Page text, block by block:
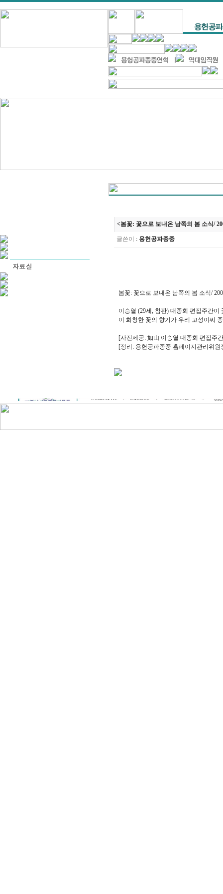
<봄꽃: 꽃으로 보내온 남쪽의 봄 소식/
글쓴이 :용헌공파종중
봄꽃: 꽃으로 보내온 남쪽의 봄 소식/
이승열 (29세, 참판) 대종회 편집주간
이 화창한 꽃의 향기가 우리 고성이씨
[사진제공: 如山 이승열 대종회 편집주
[정리: 용헌공파종중 홈페이지관리위원